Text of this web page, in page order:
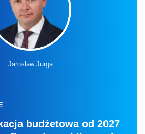
Jarosław Jurga
budżetowa od 2027